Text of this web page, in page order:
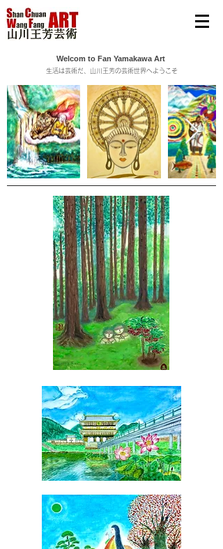
Welcom to Fan Yamakawa Art
生活は芸術だ、山川王芳の芸術世界へようこそ